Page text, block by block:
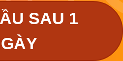
SAU 1